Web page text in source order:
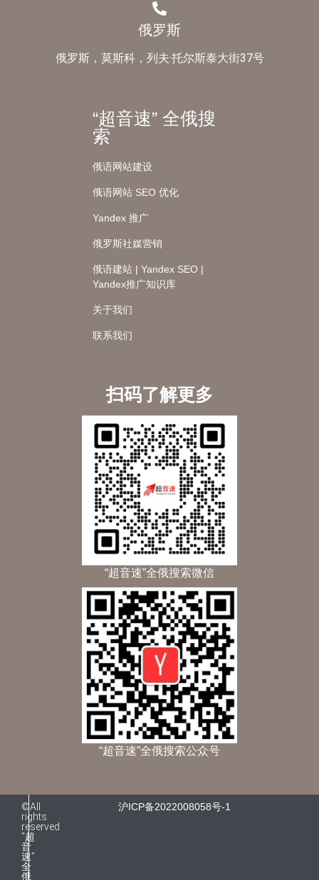
俄罗斯
俄罗斯，莫斯科，列夫·托尔斯泰大街37号
“超音速” 全俄搜
索
俄语网站建设
俄语网站 SEO 优化
Yandex 推广
俄罗斯社媒营销
俄语建站 | Yandex SEO |
Yandex推广知识库
关于我们
联系我们
扫码了解更多
“超音速”全俄搜索微信
“超音速”全俄搜索公众号
©All
rights
reserved
“超
音
速”
全
俄
沪ICP备2022008058号-1